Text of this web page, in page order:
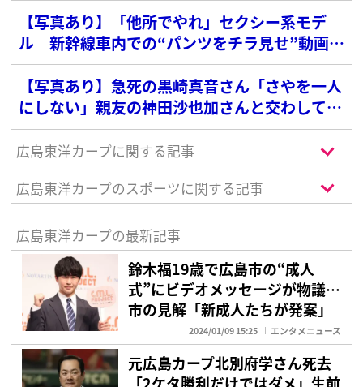
【写真あり】「他所でやれ」セクシー系モデ
ル 新幹線車内での“パンツをチラ見せ”動画が
波紋…衆院選でも“半ケツビラ配り”写真が炎上
【写真あり】急死の黒崎真音さん「さやを一人
にしない」親友の神田沙也加さんと交わしてい
た“約束”
広島東洋カープに関する記事
広島東洋カープのスポーツに関する記事
広島東洋カープの最新記事
鈴木福19歳で広島市の“成人
式”にビデオメッセージが物議…
市の見解「新成人たちが発案」
2024/01/09 15:25 エンタメニュース
元広島カープ北別府学さん死去